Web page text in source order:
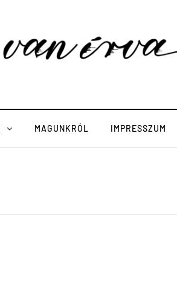
MAGUNKRÓL IMPRESSZUM